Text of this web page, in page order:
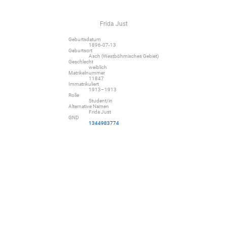
Frida Just
Geburtsdatum
1896-07-13
Geburtsort
Asch (Westböhmisches Gebiet)
Geschlecht
weiblich
Matrikelnummer
11847
Immatrikuliert
1913–1913
Rolle
Student/in
Alternative Namen
Frida Just
GND
1344983774